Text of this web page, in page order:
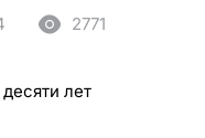
2771
лет